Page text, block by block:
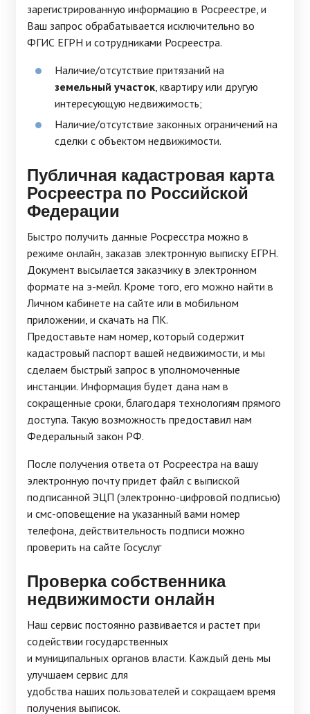
зарегистрированную информацию в Росреестре, и
Ваш запрос обрабатывается исключительно во
ФГИС ЕГРН и сотрудниками Росреестра.
Наличие/отсутствие притязаний на
земельный участок, квартиру или другую
интересующую недвижимость;
Наличие/отсутствие законных ограничений на
сделки с объектом недвижимости.
Публичная кадастровая карта
Росреестрапо Российской
Федерации
Быстро получить данные Росресстра можно в
режиме онлайн, заказав электронную выписку ЕГРН.
Документ высылается заказчику в электронном
формате на э-мейл. Кроме того, его можно найти в
Личном кабинете на сайте или в мобильном
приложении, и скачать на ПК.
Предоставьте нам номер, который содержит
кадастровый паспорт вашей недвижимости, и мы
сделаем быстрый запрос в уполномоченные
инстанции. Информация будет дана нам в
сокращенные сроки, благодаря технологиям прямого
доступа. Такую возможность предоставил нам
Федеральный закон РФ.
После получения ответа от Росреестра на вашу
электронную почту придет файл с выпиской
подписанной ЭЦП (электронно-цифровой подписью)
и смс-оповещение на указанный вами номер
телефона, действительность подписи можно
проверить на сайте Госуслуг
Проверка собственника
недвижимости онлайн
Наш сервис постоянно развивается и растет при
содействии государственных
и муниципальных органов власти. Каждый день мы
улучшаем сервис для
удобства наших пользователей и сокращаем время
получения выписок.